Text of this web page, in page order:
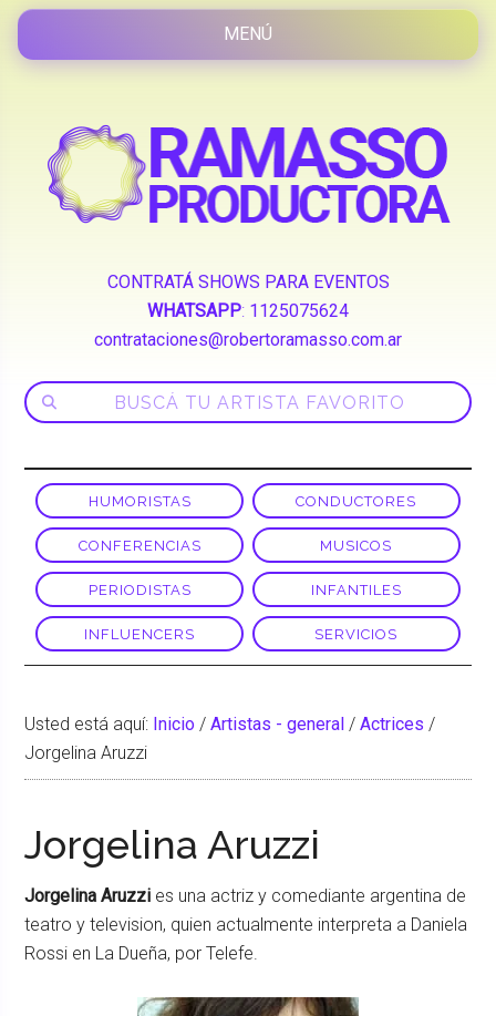
CONTRATÁ SHOWS PARA EVENTOS
WHATSAPP: 1125075624
contrataciones@robertoramasso.com.ar
HUMORISTAS CONDUCTORES
CONFERENCIAS MUSICOS
PERIODISTAS INFANTILES
INFLUENCERS SERVICIOS
Usted está aquí: Inicio / Artistas - general / Actrices /
Jorgelina Aruzzi
Jorgelina Aruzzi
Jorgelina Aruzzi es una actriz y comediante argentina de
teatro y television, quien actualmente interpreta a Daniela
Rossi en La Dueña, por Telefe.